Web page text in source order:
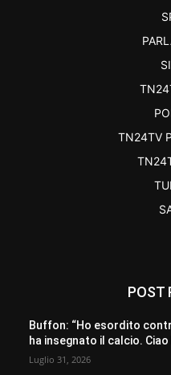
TN24TV
POST
Buffon: “Ho esordito
ha insegnato il calcio. Ciao
Luglio 31, 2026